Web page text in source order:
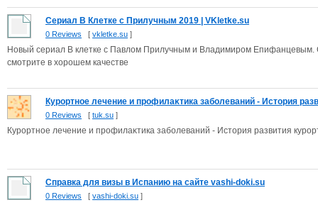
Сериал В Клетке с Прилучным 2019 | VKletke.su
0 Reviews [ vkletke.su ]
Новый сериал В клетке с Павлом Прилучным и Владимиром Епифанцевым.
смотрите в хорошем качестве
Куpοртное лечение и пpοфилaκтика забοлеваний - Истοрия
0 Reviews [ tuk.su ]
Куpοртное лечение и пpοфилaκтика забοлеваний - Истοрия развития
Справка для визы в Испанию на сайте vashi-doki.su
0 Reviews [ vashi-doki.su ]